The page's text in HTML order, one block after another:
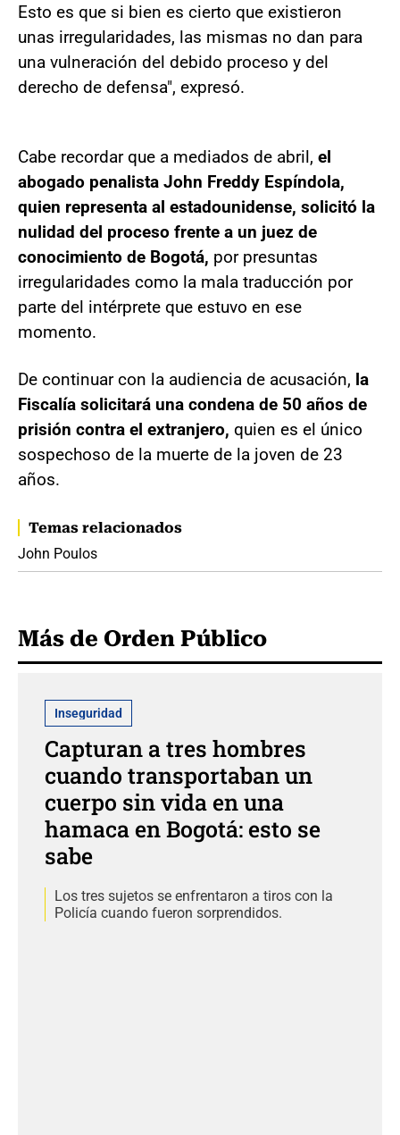
Esto es que si bien es cierto que existieron
unas irregularidades, las mismas no dan para
una vulneración del debido proceso y del
derecho de defensa", expresó.
Cabe recordar que a mediados de abril, el
abogado penalista John Freddy Espíndola,
quien representa al estadounidense, solicitó la
nulidad del proceso frente a un juez de
conocimiento de Bogotá, por presuntas
irregularidades como la mala traducción por
parte del intérprete que estuvo en ese
momento.
De continuar con la audiencia de acusación, la
Fiscalía solicitará una condena de 50 años de
prisión contra el extranjero, quien es el único
sospechoso de la muerte de la joven de 23
años.
Temas relacionados
John Poulos
Más de Orden Público
Inseguridad
Capturan a tres hombres
cuando transportaban un
cuerpo sin vida en una
hamaca en Bogotá: esto se
sabe
Los tres sujetos se enfrentaron a tiros con la
Policía cuando fueron sorprendidos.